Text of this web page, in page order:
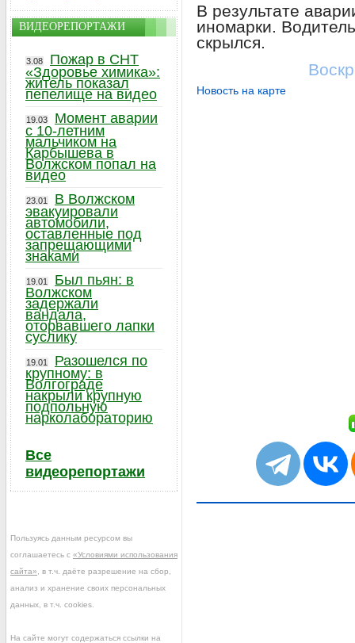
В результате
иномарки.
скрылся.
Новость на карте
ВИДЕОРЕПОРТАЖИ
3.08
Пожар в СНТ
«Здоровье химика»:
житель показал
пепелище на видео
19.03
Момент аварии
с 10-летним
мальчиком на
Карбышева в
Волжском попал на
видео
23.01
В Волжском
эвакуировали
автомобили,
оставленные под
запрещающими
знаками
19.01
Был пьян: в
Волжском
задержали
вандала,
оторвавшего лапки
суслику
19.01
Разошелся по
крупному: в
Волгограде
накрыли крупную
подпольную
нарколабораторию
Все
видеорепортажи
Пользуясь данным ресурсом вы
соглашаетесь с «Условиями использования
сайта» , в т.ч. даёте разрешение на сбор,
анализ и хранение своих персональных
данных, в т.ч. cookies.
На сайте могут содержаться ссылки на